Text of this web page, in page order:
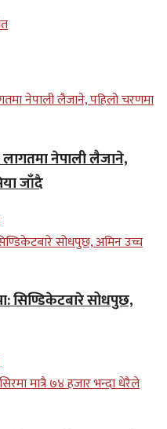
नेपाली लैजाने,
जाँदै
सिण्डिकेटबारे सोधपुछ,